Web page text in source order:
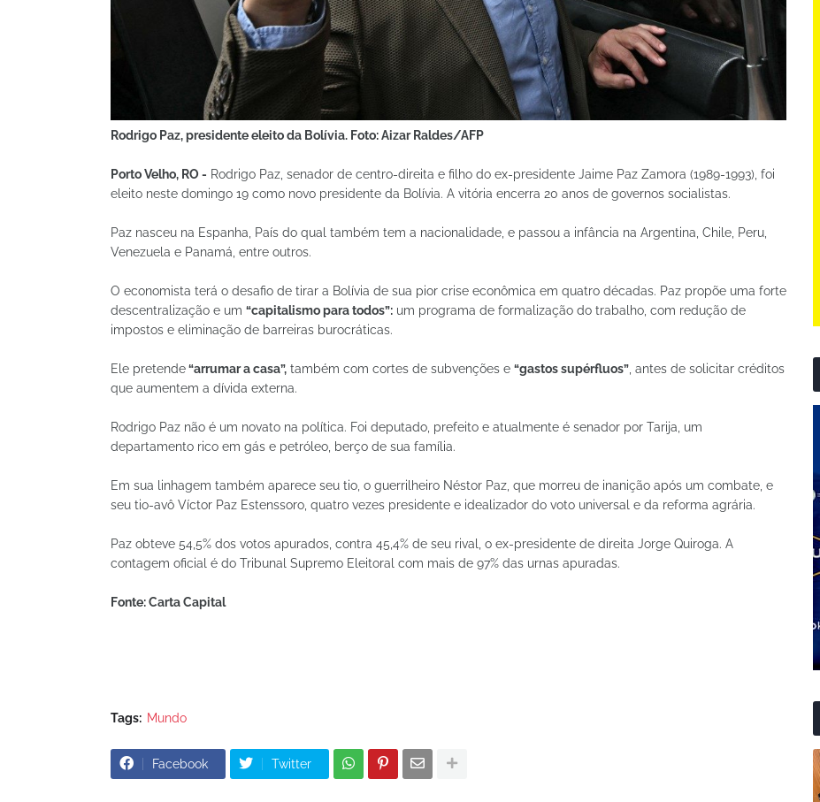
Rodrigo Paz, presidente eleito da Bolívia. Foto: Aizar Raldes/AFP
Porto Velho, RO - Rodrigo Paz, senador de centro-direita e filho do ex-presidente Jaime Paz Zamora (1989-1993), foi
eleito neste domingo 19 como novo presidente da Bolívia. A vitória encerra 20 anos de governos socialistas.
Paz nasceu na Espanha, País do qual também tem a nacionalidade, e passou a infância na Argentina, Chile, Peru,
Venezuela e Panamá, entre outros.
O economista terá o desafio de tirar a Bolívia de sua pior crise econômica em quatro décadas. Paz propõe uma forte
descentralização e um “capitalismo para todos”: um programa de formalização do trabalho, com redução de
impostos e eliminação de barreiras burocráticas.
Ele pretende“arrumar a casa”, também com cortes de subvenções e “gastos supérfluos” , antes de solicitar créditos
que aumentem a dívida externa.
Rodrigo Paz não é um novato na política. Foi deputado, prefeito e atualmente é senador por Tarija, um
departamento rico em gás e petróleo, berço de sua família.
Em sua linhagem também aparece seu tio, o guerrilheiro Néstor Paz, que morreu de inanição após um combate, e
seu tio-avô Víctor Paz Estenssoro, quatro vezes presidente e idealizador do voto universal e da reforma agrária.
Paz obteve 54,5% dos votos apurados, contra 45,4% de seu rival, o ex-presidente de direita Jorge Quiroga. A
contagem oficial é do Tribunal Supremo Eleitoral com mais de 97% das urnas apuradas.
Fonte: Carta Capital
Tags: Mundo
Facebook Twitter